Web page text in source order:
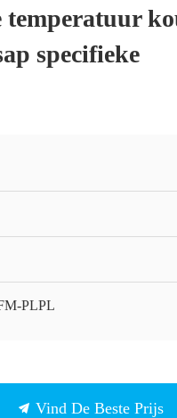
specifieke
PLPL
Vind De Beste Prijs